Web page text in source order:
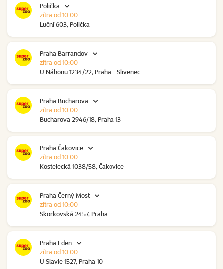
Polička
Luční 603, Polička
zítra od 10:00
Praha Barrandov
U Náhonu 1234/22, Praha - Slivenec
zítra od 10:00
Praha Bucharova
Bucharova 2946/18, Praha 13
zítra od 10:00
Praha Čakovice
Kostelecká 1038/58, Čakovice
zítra od 10:00
Praha Černý Most
Skorkovská 2457, Praha
zítra od 10:00
Praha Eden
U Slavie 1527, Praha 10
zítra od 10:00